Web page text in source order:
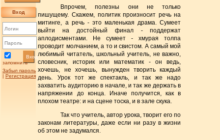
Вход
запомнить
Вход
Забыл пароль
| Регистрация
Впрочем, полезны они не только
пишущему. Скажем, политик произносит речь на
митинге, а речь - это маленькая драма. Сумеет
выйти на достойный финал - поддержат
аплодисментами. Не сумеет - хмурая толпа
проводит молчанием, а то и свистом. А самый мой
любимый читатель, школьный учитель, не важно,
словесник, историк или математик - он ведь,
хочешь, не хочешь, вынужден творить каждый
день. Урок тот же спектакль, и так же надо
захватить аудиторию в начале, и так же держать в
напряжении до конца. Иначе получится, как в
плохом театре: и на сцене тоска, и в зале скука.
Так что учитель, автор урока, творит его по
законам литературы, даже если ни разу в жизни
об этом не задумался.